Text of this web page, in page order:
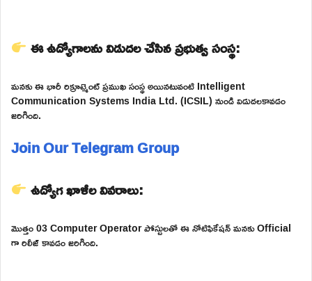
ఈ ఉద్యోగాలను విడుదల చేసిన ప్రభుత్వ సంస్థ:
మనకు ఈ భారీ రిక్రూట్మెంట్ ప్రముఖ సంస్థ అయినటువంటి Intelligent
Communication Systems India Ltd. (ICSIL) నుండి విడుదలకావడం
జరిగింది.
Join Our Telegram Group
ఉద్యోగ ఖాళీల వివరాలు:
మొత్తం 03 Computer Operator పోస్టులతో ఈ నోటిఫికేషన్ మనకు Official
గా రిలీజ్ కావడం జరిగింది.